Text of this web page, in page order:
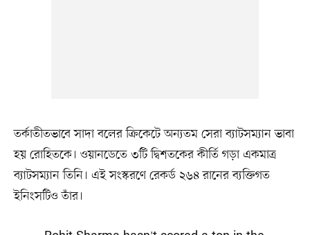
তর্কাতীতভাবে সাদা বলের ক্রিকেটে অন্যতম সেরা ব্যাটসম্যান ভাবা
হয় রোহিতকে। ওয়ানডেতে ৩টি দ্বিশতকের কীর্তি গড়া একমাত্র
ব্যাটসম্যান তিনি। এই সংস্করণে রেকর্ড ২৬৪ রানের ব্যক্তিগত
ইনিংসটিও তাঁর।